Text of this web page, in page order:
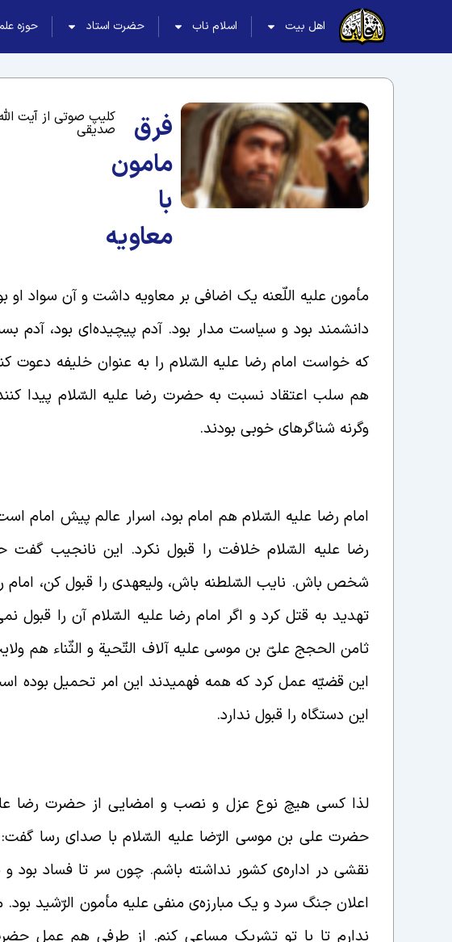
اهل بیت اسلام ناب حضرت استاد حوزه
فرق
مامون
با
معاویه
کلیپ صوتی از آیت
صدیقی
مأمون علیه اللّعنه یک اضافی بر معاویه داشت و آن سواد او
دانشمند بود و سیاست مدار بود. آدم پیچیده‌ای بود، آدم
که خواست امام رضا علیه السّلام را به عنوان خلیفه دعوت
هم سلب اعتقاد نسبت به حضرت رضا علیه السّلام پیدا
وگرنه شناگرهای خوبی بودند.
امام رضا علیه السّلام هم امام بود، اسرار عالم پیش
رضا علیه السّلام خلافت را قبول نکرد. این نانجیب
شخص باش. نایب السّلطنه باش، ولیعهدی را قبول کن، امام
تهدید به قتل کرد و اگر امام رضا علیه السّلام آن را قبول
ثامن الحجج علیّ بن موسی علیه آلاف التّحیة و الثّناء هم
این قضیّه عمل کرد که همه فهمیدند این امر تحمیل بوده
این دستگاه را قبول ندارد.
لذا کسی هیچ نوع عزل و نصب و امضایی از حضرت رضا
حضرت علی بن موسی الرّضا علیه السّلام با صدای رسا
نقشی در اداره‌ی کشور نداشته باشم. چون سر تا فساد بود و
اعلان جنگ سرد و یک مبارزه‌ی منفی علیه مأمون الرّشید
ندارم تا با تو تشریک مساعی کنم. از طرفی هم عمل